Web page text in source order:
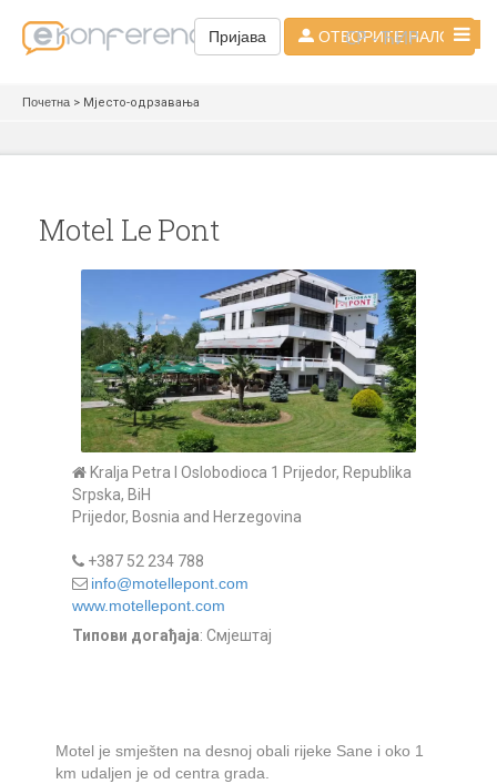
Пријава ОТВОРИТЕ НАЛОГ
СР - ЋИР
Почетна > Мјесто-одрзавања
Motel Le Pont
Kralja Petra I Oslobodioca 1 Prijedor, Republika
Srpska, BiH
Prijedor, Bosnia and Herzegovina
+387 52 234 788
info@motellepont.com
www.motellepont.com
Типови догађаја: Смјештај
Motel je smješten na desnoj obali rijeke Sane i oko 1
km udaljen je od centra grada.